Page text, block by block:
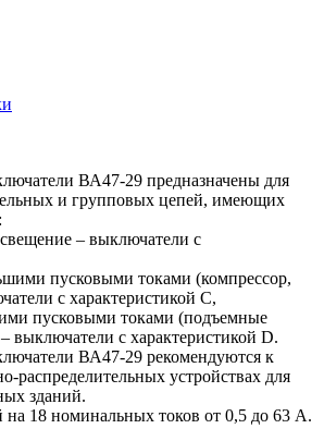
ВА47-29 предназначены для
и групповых цепей, имеющих
– выключатели с
пусковыми токами (компрессор,
с характеристикой C,
пусковыми токами (подъемные
выключатели с характеристикой D.
ВА47-29 рекомендуются к
распределительных устройствах для
зданий.
на 18 номинальных токов от 0,5 до 63 А.